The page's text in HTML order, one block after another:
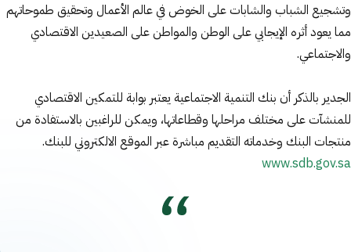
وتشجيع الشباب والشابات على الخوض في عالم الأعمال وتحقيق طموحاتهم
مما يعود أثره الإيجابي على الوطن والمواطن على الصعيدين الاقتصادي
والاجتماعي.
الجدير بالذكر أن بنك التنمية الاجتماعية يعتبر بوابة للتمكين الاقتصادي
للمنشآت على مختلف مراحلها وقطاعاتها، ويمكن للراغبين بالاستفادة من
منتجات البنك وخدماته التقديم مباشرة عبر الموقع الالكتروني للبنك.
www.sdb.gov.sa